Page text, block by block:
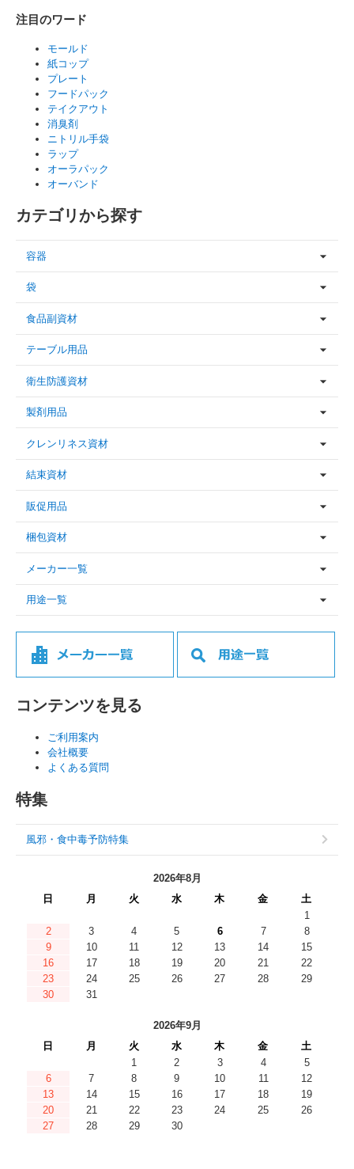
注目のワード
モールド
紙コップ
プレート
フードパック
テイクアウト
消臭剤
ニトリル手袋
ラップ
オーラパック
オーバンド
カテゴリから探す
容器
袋
食品副資材
テーブル用品
衛生防護資材
製剤用品
クレンリネス資材
結束資材
販促用品
梱包資材
メーカー一覧
用途一覧
コンテンツを見る
ご利用案内
会社概要
よくある質問
特集
風邪・食中毒予防特集
2026年8月
日
月 火 水 木 金
土
1
2
3 4 5 6 7
8
9
10 11 12 13 14
15
16
17 18 19 20 21
22
23
24 25 26 27 28
29
30
31
2026年9月
日
月 火 水 木 金
土
1
2 3 4
5
6
7 8 9 10 11
12
13
14 15 16 17 18
19
20
21 22 23 24 25
26
27
28 29 30